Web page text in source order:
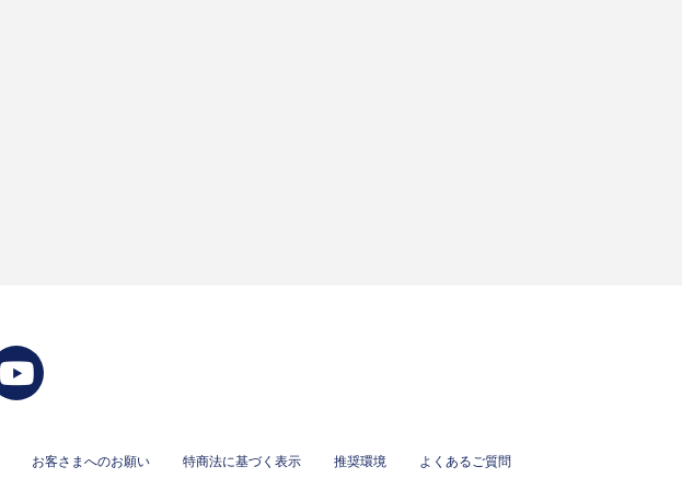
お客さまへのお願い 特商法に基づく表示 推奨環境 よくあるご質問